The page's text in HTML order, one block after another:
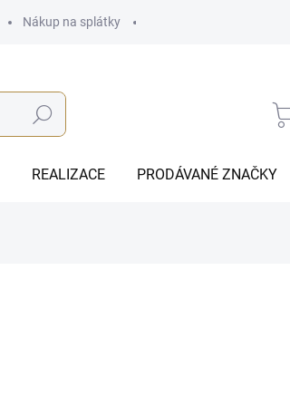
Nákup na splátky Moje
Hledat
REALIZACE PRODÁVANÉ ZNAČKY